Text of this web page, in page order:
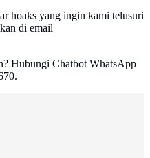
hoaks yang ingin kami telusuri
di email
Hubungi Chatbot WhatsApp